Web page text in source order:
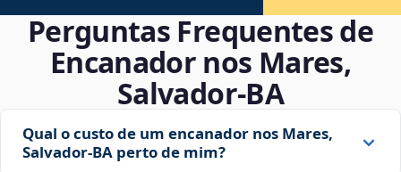
Perguntas Frequentes de
Encanador nos Mares,
Salvador‑BA
Qual o custo de um encanador nos Mares,
Salvador‑BA perto de mim?